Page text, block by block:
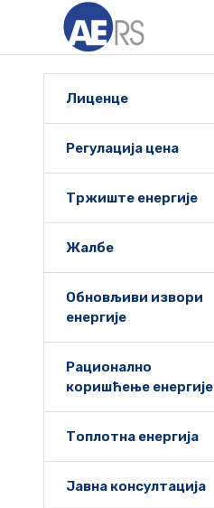
Лиценце
Регулација цена
Тржиште енергије
Жалбе
Обновљиви извори
енергије
Рационално
коришћење енергије
Топлотна енергија
Јавна консултација